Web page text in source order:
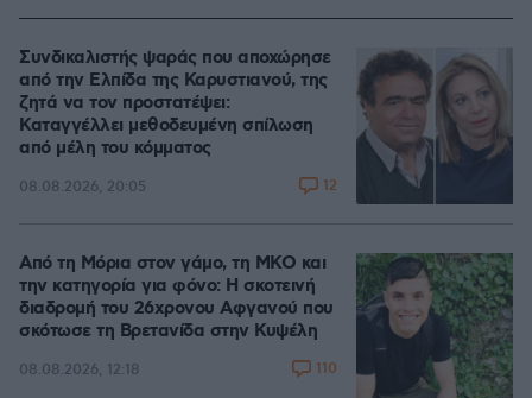
Συνδικαλιστής ψαράς που αποχώρησε
από την Ελπίδα της Καρυστιανού, της
ζητά να τον προστατέψει:
Καταγγέλλει μεθοδευμένη σπίλωση
από μέλη του κόμματος
08.08.2026, 20:05 12
Από τη Μόρια στον γάμο, τη ΜΚΟ και
την κατηγορία για φόνο: Η σκοτεινή
διαδρομή του 26χρονου Αφγανού που
σκότωσε τη Βρετανίδα στην Κυψέλη
08.08.2026, 12:18 110